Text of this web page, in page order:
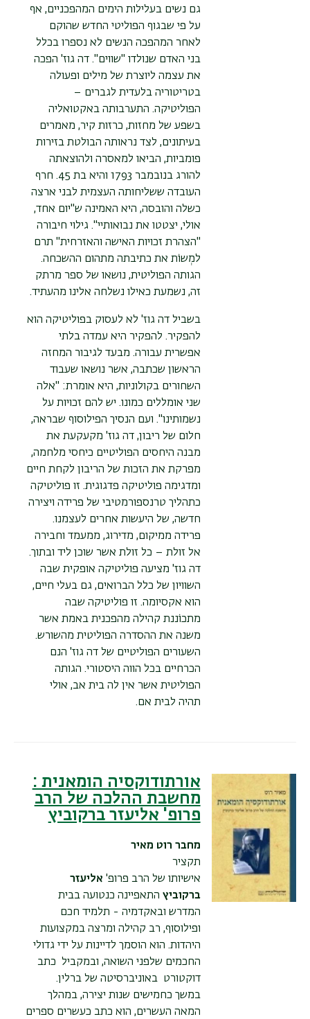
גם נשים בעלילות הימים המהפכניים, אף
על פי שבגוף הפוליטי החדש שהוקם
לאחר המהפכה הנשים לא נספרו בכלל
בני האדם שנולדו "שווים". דה גוז' הפכה
את עצמה ליוצרת של מילים ופעולה
בטריטוריה בלעדית לגברים –
הפוליטיקה. התערבותה באקטואליה
בשפע של מחזות, כרזות קיר, מאמרים
בעיתונים, לצד נראותה הבולטת בזירות
פומביות, הביאו למאסרה ולהוצאתה
להורג בנובמבר 1793 והיא בת 45. חרף
העובדה ששליחותה העצמית לבני ארצה
כשלה והובסה, היא האמינה ש"יום אחד,
אולי, יצטטו את נבואותיי". גילוי חיבורה
"הצהרת זכויות האישה והאזרחית" תרם
למְשוֹת את כתיבתה מתהום ההשכחה.
הגותה הפוליטית, נושאו של ספר מרתק
זה, נשמעת כאילו נשלחה אלינו מהעתיד.
בשביל דה גוז' לא לעסוק בפוליטיקה הוא
להפקיר. להפקיר היא עמדה בלתי
אפשרית עבורה. מבעד לגיבור המחזה
הראשון שכתבה, אשר נושאו שעבוד
השחורים בקולוניות, היא אומרת: "אלה
שני אומללים כמונו. יש להם זכויות על
נשמותינו". ועם הנסיך הפילוסוף שבראה,
חלום של ריבון, דה גוז' מקעקעת את
מבנה היחסים הפוליטיים כיחסי מלחמה,
מפרקת את הזכות של הריבון לקחת חיים
ומדגימה פוליטיקה פדגוגית. זו פוליטיקה
כתהליך טרנספורמטיבי של פרידה ויצירה
חדשה, של היעשות אחרים לעצמנו.
פרידה ממיקום, מדירוג, ממעמד וחבירה
אל זולת – כל זולת אשר שוכן ליד ובתוך.
דה גוז' מציעה פוליטיקה אופקית שבה
השוויון של כלל הברואים, גם בעלי חיים,
הוא אקסיומה. זו פוליטיקה שבה
מתכוֹננת קהילה מהפכנית באמת אשר
משנה את ההסדרה הפוליטית מהשורש.
השעורים הפוליטיים של דה גוז' הנם
הכרחיים בכל הווה היסטורי. הגותה
הפוליטית אשר אין לה בית אב, אולי
תהיה לבית אם.
אורתודוקסיה הומאנית :
מחשבת ההלכה של הרב
פרופ' אליעזר ברקוביץ
מחבר רוט מאיר
תקציר
אישיותו של הרב פרופ' אליעזר
ברקוביץ התאפיינה כנטועה בבית
המדרש ובאקדמיה - תלמיד חכם
ופילוסוף, רב קהילה ומרצה במקצועות
היהדות. הוא הוסמך לדיינות על ידי גדולי
החכמים שלפני השואה, ובמקביל כתב
דוקטורט באוניברסיטה של ברלין.
במשך כחמישים שנות יצירה, במהלך
המאה העשרים, הוא כתב כעשרים ספרים